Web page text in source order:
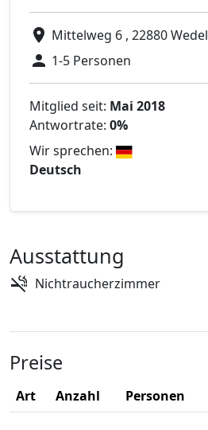
Mittelweg 6 , 22880 Wedel
1-5 Personen
Mitglied seit: Mai 2018
Antwortrate: 0%
Wir sprechen:
Deutsch
Ausstattung
Nichtraucherzimmer
Preise
Art Anzahl Personen